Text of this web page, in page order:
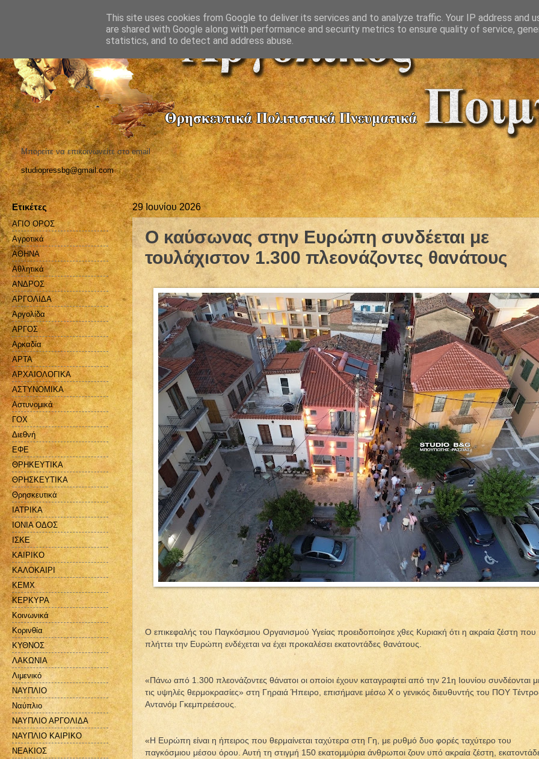
Μπορείτε να επικοινωνείτε στο email
studiopressbg@gmail.com
29 Ιουνίου 2026
Ο καύσωνας στην Ευρώπη συνδέεται με
τουλάχιστον 1.300 πλεονάζοντες θανάτους
Ο επικεφαλής του Παγκόσμιου Οργανισμού Υγείας προειδοποίησε χθες Κυριακή ότι η ακραία ζέστη που
πλήττει την Ευρώπη ενδέχεται να έχει προκαλέσει εκατοντάδες θανάτους.
«Πάνω από 1.300 πλεονάζοντες θάνατοι οι οποίοι έχουν καταγραφτεί από την 21η Ιουνίου συνδέονται
τις υψηλές θερμοκρασίες» στη Γηραιά Ήπειρο, επισήμανε μέσω X ο γενικός διευθυντής του ΠΟΥ
Αντανόμ Γκεμπρεέσους.
«Η Ευρώπη είναι η ήπειρος που θερμαίνεται ταχύτερα στη Γη, με ρυθμό δυο φορές ταχύτερο του
παγκόσμιου μέσου όρου. Αυτή τη στιγμή 150 εκατομμύρια άνθρωποι ζουν υπό ακραία ζέστη,
Ετικέτες
ΑΓΙΟ ΟΡΟΣ
Αγροτικά
ΑΘΗΝΑ
Αθλητικά
ΑΝΔΡΟΣ
ΑΡΓΟΛΙΔΑ
Αργολίδα
ΑΡΓΟΣ
Αρκαδία
ΑΡΤΑ
ΑΡΧΑΙΟΛΟΓΙΚΑ
ΑΣΤΥΝΟΜΙΚΑ
Αστυνομικά
ΓΟΧ
Διεθνή
ΕΦΕ
ΘΡΗΚΕΥΤΙΚΑ
ΘΡΗΣΚΕΥΤΙΚΑ
Θρησκευτικά
ΙΑΤΡΙΚΑ
ΙΟΝΙΑ ΟΔΟΣ
ΙΣΚΕ
ΚΑΙΡΙΚΟ
ΚΑΛΟΚΑΙΡΙ
ΚΕΜΧ
ΚΕΡΚΥΡΑ
Κοινωνικά
Κορινθία
ΚΥΘΝΟΣ
ΛΑΚΩΝΙΑ
Λιμενικό
ΝΑΥΠΛΙΟ
Ναύπλιο
ΝΑΥΠΛΙΟ ΑΡΓΟΛΙΔΑ
ΝΑΥΠΛΙΟ ΚΑΙΡΙΚΟ
ΝΕΑΚΙΟΣ
This site uses cookies from Google to deliver its services and to analyze traffic. Your IP address and
are shared with Google along with performance and security metrics to ensure quality of service,
statistics, and to detect and address abuse.